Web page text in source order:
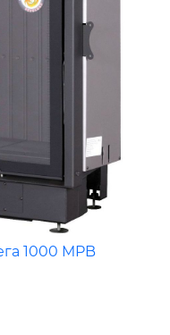
1000 MPB